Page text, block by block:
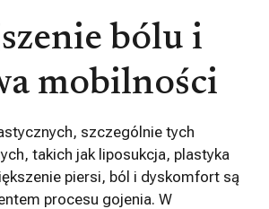
bólu i
mobilności
szczególnie tych
takich jak liposukcja, plastyka
piersi, ból i dyskomfort są
procesu gojenia. W